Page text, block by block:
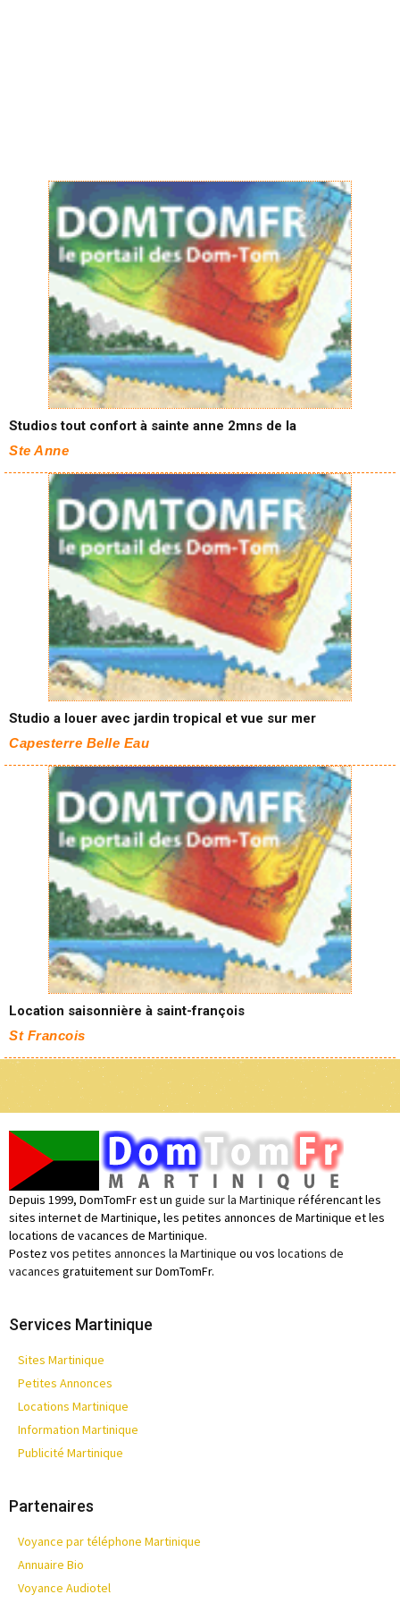
Studios tout confort à sainte anne 2mns de la
Ste Anne
Studio a louer avec jardin tropical et vue sur mer
Capesterre Belle Eau
Location saisonnière à saint-françois
St Francois
Depuis 1999, DomTomFr est un guide sur la Martinique référencant les
sites internet de Martinique, les petites annonces de Martinique et les
locations de vacances de Martinique.
Postez vos petites annonces la Martinique ou vos locations de
vacances gratuitement sur DomTomFr.
Services Martinique
Sites Martinique
Petites Annonces
Locations Martinique
Information Martinique
Publicité Martinique
Partenaires
Voyance par téléphone Martinique
Annuaire Bio
Voyance Audiotel